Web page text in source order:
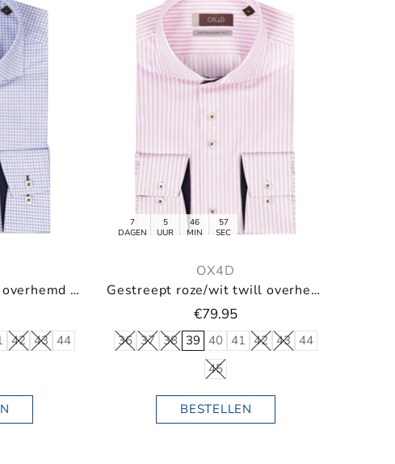
Fijn blauw/wit poplin overhemd met kleine ruit
42 43 44
7
DAGEN
5
UUR
46
MIN
55
SEC
OX4D
Gestreept roze/wit twill overhemd
€79.95
36 37 38 39 40 41 42 43 44
45
BESTELLEN